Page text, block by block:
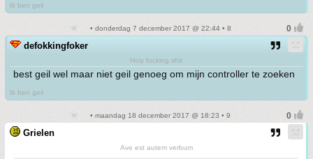
Ik ben geil
• donderdag 7 december 2017 @ 22:44 • 8
defokkingfoker
Holy fucking shit
best geil wel maar niet geil genoeg om mijn controller te zoeken
Ik ben geil
• maandag 18 december 2017 @ 18:23 • 9
Grielen
Ave est autem verbum